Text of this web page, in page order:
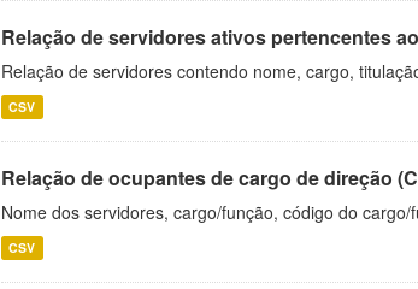
Relação de servidores ativos pertencentes
Relação de servidores contendo nome, cargo,
CSV
Relação de ocupantes de cargo de direção
Nome dos servidores, cargo/função, código do cargo/
CSV